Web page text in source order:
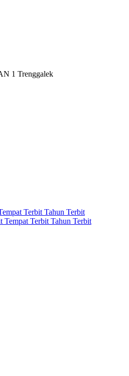
1 Trenggalek
Terbit Tahun Terbit
Tempat Terbit Tahun Terbit